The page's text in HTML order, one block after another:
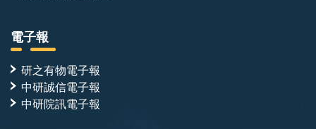
電子報
研之有物電子報
中研誠信電子報
中研院訊電子報